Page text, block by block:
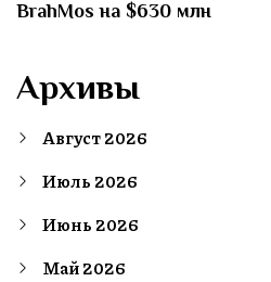
BrahMos на $630 млн
Архивы
Август 2026
Июль 2026
Июнь 2026
Май 2026